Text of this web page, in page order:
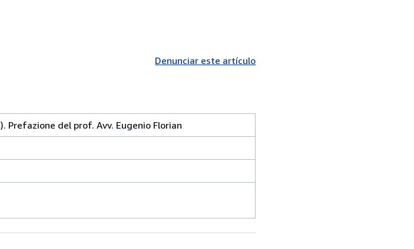
Denunciar este artículo
del prof. Avv. Eugenio Florian